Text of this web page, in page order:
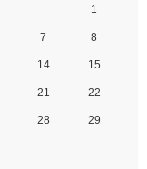
1
7 8
14 15
21 22
28 29